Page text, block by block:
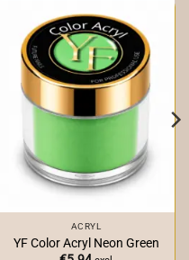
ACRYL
YF Color Acryl Neon Green